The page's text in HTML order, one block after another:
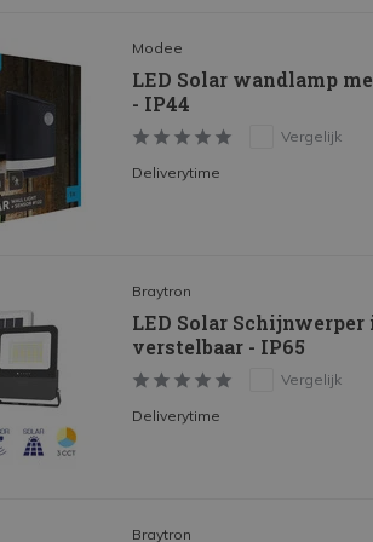
Modee
LED Solar wandlamp
- IP44
Vergelijk
Deliverytime
Braytron
LED Solar
verstelbaar - IP65
Vergelijk
Deliverytime
Braytron